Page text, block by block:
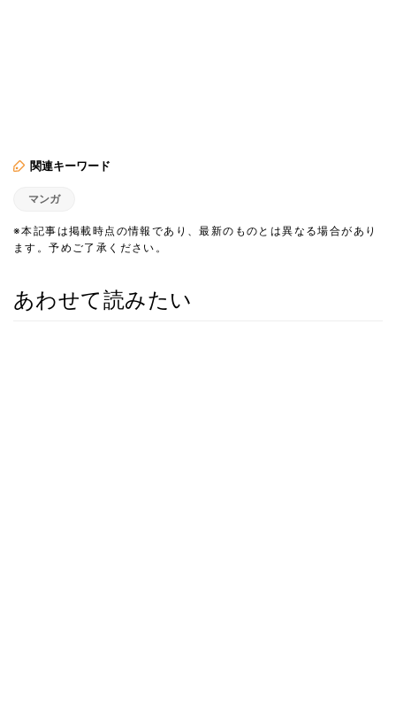
関連キーワード
マンガ
※本記事は掲載時点の情報であり、最新のものとは異なる場合があり
ます。予めご了承ください。
あわせて読みたい